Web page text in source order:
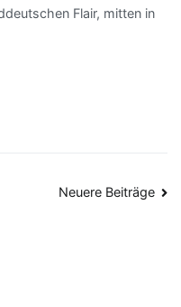
Flair, mitten in
Neuere Beiträge